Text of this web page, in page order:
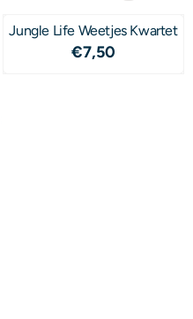
Jungle Life Weetjes Kwartet
Prijs: 7,50
€7,50